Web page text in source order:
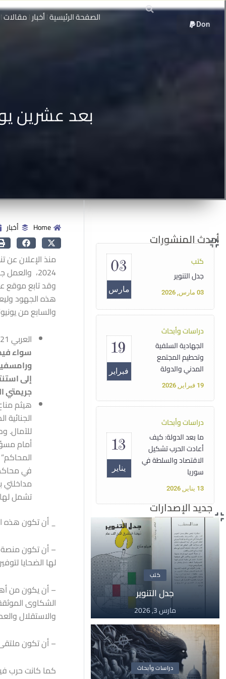
تخطي
الصفحة الرئيسية أخبار مقالات Don
بعد عشرين
أحدث المنشورات
أعادت الحرب تشكيل
الاقتصاد والسلطة في
13
الفاشية الجهادية
كتب
جدل التنوير
03 مارس, 2026
03
مارس
دراسات وأبحاث
الجهادية السلفية
وتحطيم المجتمع
المدني والدولة
19 فبراير, 2026
19
فبراير
دراسات وأبحاث
ما بعد الدولة: كيف
أعادت الحرب تشكيل
الاقتصاد والسلطة في
سوريا
13 يناير, 2026
13
يناير
دبلوم
دبلوم حقوق الإنسان
الأساسية غير القابلة
للتصرف
15 أغسطس, 2025
15
أغسطس
مقالات
سوريا تحت سلطان
الفاشية الجهادية
14
مايو
جديد الإصدارات
كتب
جدل التنوير
مارس 3, 2026
دراسات وأبحاث
Home أخبار
منذ الإعلان
2024،
هذه الجهود
والسابع من يونيو/
العربي 21 :
سواء
إلى
جريمتي
في
مداخلتي
تشمل لها
_ أن تكون هذه
– أن تكون منصة
لها الضحايا
الشكاوى
والاستقلال
– أن تكون